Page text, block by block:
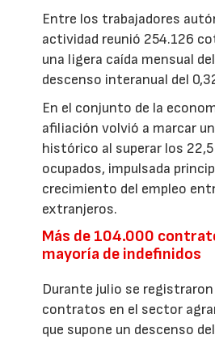
Entre los trabajadores
actividad reunió 254.126
una ligera caída mensual
descenso interanual del
En el conjunto de la
afiliación volvió a marcar
histórico al superar los
ocupados, impulsada
crecimiento del empleo
extranjeros.
Más de 104.000
mayoría de indefinidos
Durante julio se
contratos en el sector
que supone un descenso